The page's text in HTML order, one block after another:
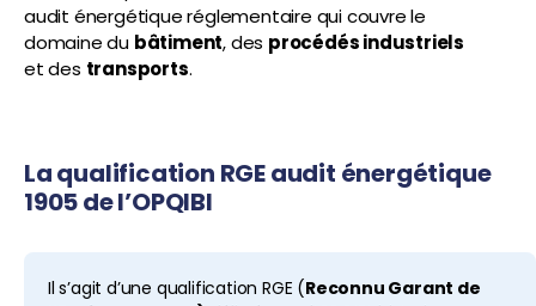
audit énergétique réglementaire qui couvre le
domaine du bâtiment, des procédés industriels
et des transports.
La qualification RGE audit énergétique
1905 de l’OPQIBI
Il s’agit d’une qualification RGE (Reconnu Garant de